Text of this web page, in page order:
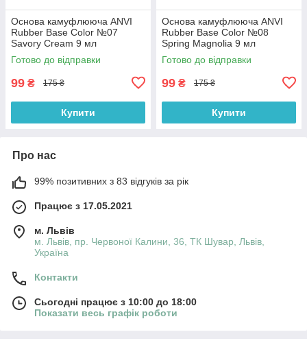
Основа камуфлююча ANVI
Rubber Base Color №07
Savory Cream 9 мл
Готово до відправки
99 ₴ 175 ₴
Купити
Основа камуфлююча ANVI
Rubber Base Color №08
Spring Magnolia 9 мл
Готово до відправки
99 ₴ 175 ₴
Купити
Про нас
99% позитивних з 83 відгуків за рік
Працює з 17.05.2021
м. Львів
м. Львів, пр. Червоної Калини, 36, ТК Шувар, Львів,
Україна
Контакти
Сьогодні працює з 10:00 до 18:00
Показати весь графік роботи